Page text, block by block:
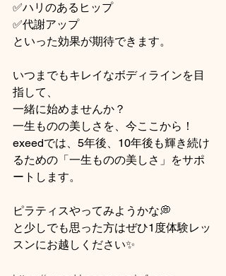
✅ハリのあるヒップ
✅代謝アップ
といった効果が期待できます。
いつまでもキレイなボディラインを目
指して、
一緒に始めませんか？
一生ものの美しさを、今ここから！
exeedでは、5年後、10年後も輝き続け
るための「一生ものの美しさ」をサポ
ートします。
ピラティスやってみようかな💭
と少しでも思った方はぜひ1度体験レッ
スンにお越しください✨️